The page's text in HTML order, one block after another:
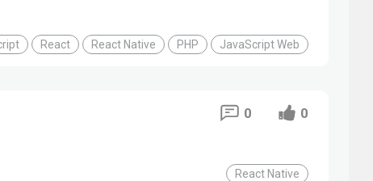
React React Native PHP JavaScript Web
React Native
0 0